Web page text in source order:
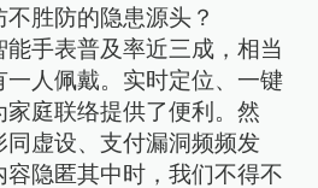
胜防的隐患源头？
手表普及率近三成，相当
人佩戴。实时定位、一键
庭联络提供了便利。然
虚设、支付漏洞频频发
隐匿其中时，我们不得不